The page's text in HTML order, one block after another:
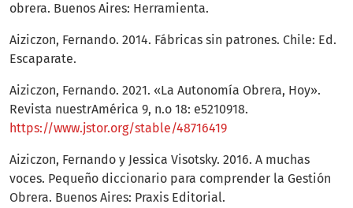
obrera. Buenos Aires: Herramienta.
Aiziczon, Fernando. 2014. Fábricas sin patrones. Chile: Ed.
Escaparate.
Aiziczon, Fernando. 2021. «La Autonomía Obrera, Hoy».
Revista nuestrAmérica 9, n.o 18: e5210918.
https://www.jstor.org/stable/48716419
Aiziczon, Fernando y Jessica Visotsky. 2016. A muchas
voces. Pequeño diccionario para comprender la Gestión
Obrera. Buenos Aires: Praxis Editorial.